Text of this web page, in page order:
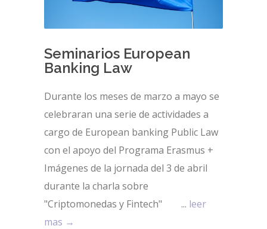
Seminarios European
Banking Law
Durante los meses de marzo a mayo se
celebraran una serie de actividades a
cargo de European banking Public Law
con el apoyo del Programa Erasmus +
Imágenes de la jornada del 3 de abril
durante la charla sobre
"Criptomonedas y Fintech" ... leer
mas →